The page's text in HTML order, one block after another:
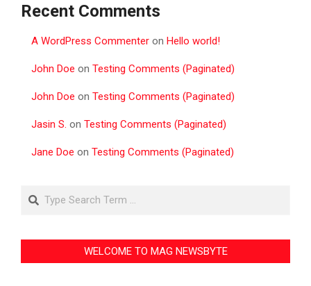
Recent Comments
A WordPress Commenter on Hello world!
John Doe on Testing Comments (Paginated)
John Doe on Testing Comments (Paginated)
Jasin S. on Testing Comments (Paginated)
Jane Doe on Testing Comments (Paginated)
Search
WELCOME TO MAG NEWSBYTE